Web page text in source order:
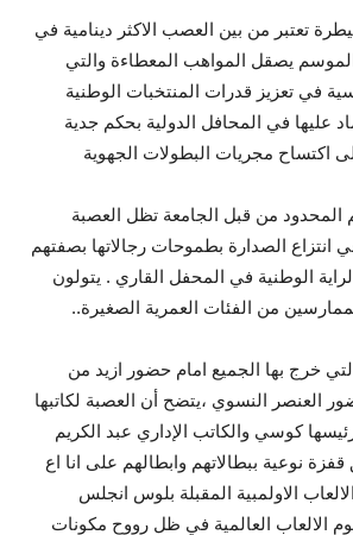
تعتبر من بين العصب الاكثر دينامية في
يصقل المواهب المعطاءة والتي
في تعزيز قدرات المنتخبات الوطنية
عليها في المحافل الدولية بحكم جدية
اكتساح مجريات البطولات الجهوية
المحدود من قبل الجامعة تظل العصبة
انتزاع الصدارة بطموحات رجالاتها بصفتهم
الوطنية في المحفل القاري . يتولون
من الفئات العمرية الصغيرة..
خرج بها الجميع امام حضور ازيد من
العنصر النسوي ،يتضح أن العصبة لكاتبها
كوسي والكاتب الإداري عبد الكريم
نوعية ببطالاتهم وابطالهم على انا اع
الاولمبية المقبلة بلوس انجلس
الالعاب العالمية في ظل رووح مكونات